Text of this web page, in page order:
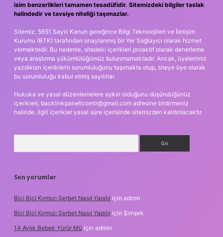
isim benzerlikleri tamamen tesadüfidir. Sitemizdeki bilgiler taslak
halindedir ve tavsiye niteliği taşımazlar.
Sitemiz, 5651 Sayılı Kanun gereğince Bilgi Teknolojileri ve İletişim
Kurumu (BTK) tarafından onaylanmış bir Yer Sağlayıcı olarak hizmet
vermektedir. Bu nedenle, sitedeki içerikleri proaktif olarak denetleme
veya araştırma yükümlülüğümüz bulunmamaktadır. Ancak, üyelerimiz
yazdıkları içeriklerin sorumluluğunu taşımakta olup, siteye üye olarak
bu sorumluluğu kabul etmiş sayılırlar.
Hukuka ve yasal düzenlemelere aykırı olduğunu düşündüğünüz
içerikleri, backlinkpanelicomtr@gmail.com adresine bildirmeniz
halinde, ilgili içerikler yasal süre içerisinde sitemizden kaldırılacaktır.
Son yorumlar
Bici Bici Kırmızı Şerbet Nasıl Yapılır için admin
Bici Bici Kırmızı Şerbet Nasıl Yapılır için Şimşek
14 Aylık Bebek Yürür Mü için admin